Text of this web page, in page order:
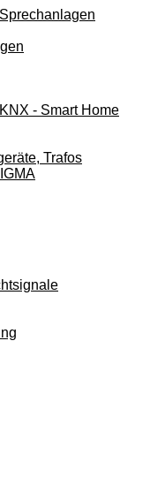
- Smart Home
Trafos